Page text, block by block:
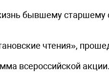
бывшему старшему
чтения»,
всероссийской акции.